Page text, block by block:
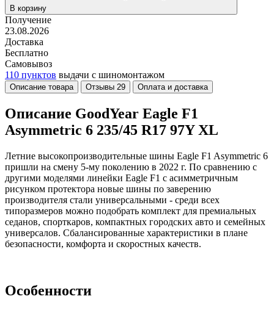
В корзину
Получение
23.08.2026
Доставка
Бесплатно
Самовывоз
110 пунктов выдачи с шиномонтажом
Описание товара Отзывы 29 Оплата и доставка
Описание GoodYear Eagle F1
Asymmetric 6 235/45 R17 97Y XL
Летние высокопроизводительные шины Eagle F1 Asymmetric 6
пришли на смену 5-му поколению в 2022 г. По сравнению с
другими моделями линейки Eagle F1 с асимметричным
рисунком протектора новые шины по заверению
производителя стали универсальными - среди всех
типоразмеров можно подобрать комплект для премиальных
седанов, спорткаров, компактных городских авто и семейных
универсалов. Сбалансированные характеристики в плане
безопасности, комфорта и скоростных качеств.
Особенности